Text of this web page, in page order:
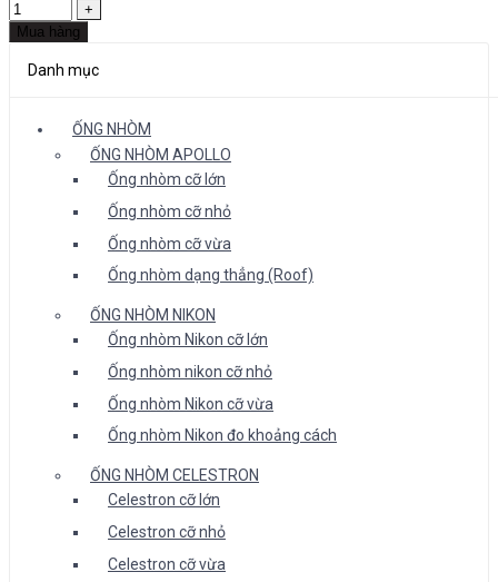
Mua hàng
Danh mục
ỐNG NHÒM
ỐNG NHÒM APOLLO
Ống nhòm cỡ lớn
Ống nhòm cỡ nhỏ
Ống nhòm cỡ vừa
Ống nhòm dạng thẳng (Roof)
ỐNG NHÒM NIKON
Ống nhòm Nikon cỡ lớn
Ống nhòm nikon cỡ nhỏ
Ống nhòm Nikon cỡ vừa
Ống nhòm Nikon đo khoảng cách
ỐNG NHÒM CELESTRON
Celestron cỡ lớn
Celestron cỡ nhỏ
Celestron cỡ vừa